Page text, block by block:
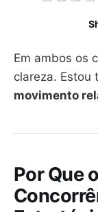
Em ambos os
clareza. Estou
movimento
Por Que